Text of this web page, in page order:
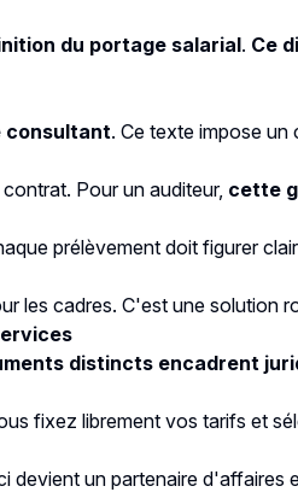
du portage salarial. Ce
consultant. Ce texte impose
Pour un auditeur, cette
prélèvement doit figurer
les cadres. C'est une solution
distincts encadrent
fixez librement vos tarifs et
un partenaire